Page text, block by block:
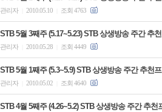
관리자 2010.05.10 조회 4763
STB 5월 3째주 (5.17~5.23) STB 상생방송 주간 추
관리자 2010.05.28 조회 4449
STB 5월 1째주 (5.3~5.9) STB 상생방송 주간 추천
관리자 2010.05.02 조회 4640
STB 4월 5째주 (4.26~5.2) STB 상생방송 주간 추천